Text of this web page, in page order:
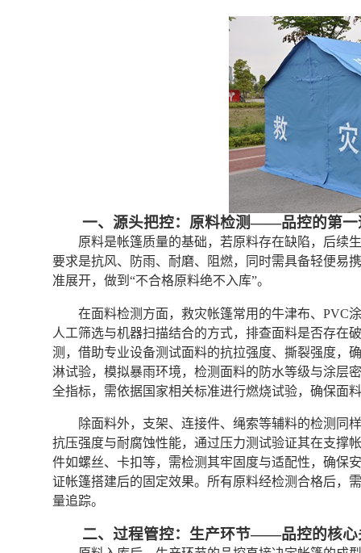
一、源头把控：原料检测——品控的第一
原料是帐篷质量的基础，若原料存在缺陷，后续
要求是抗风、防雨、耐磨、阻燃，同时需具备轻便易
准展开，做到“不合格原料绝不入库”。
在面料检测方面，救灾帐篷常用的牛津布、PVC
人工筛选与机器扫描结合的方式，排查面料是否存在
测，借助专业设备测试面料的抗拉强度、撕裂强度，
淋试验，模拟暴雨环境，检测面料的防水等级与涂层
全指标，需依据国家相关标准进行燃烧试验，确保面
除面料外，支架、连接件、绳索等辅料的检测同
抗压强度与耐腐蚀性能，通过压力测试验证其在支撑
件如螺丝、卡扣等，需检测其牢固度与适配性，确保
证帐篷搭建后的固定效果。所有原料经检测合格后，
量追踪。
二、过程管控：生产环节——品控的核心